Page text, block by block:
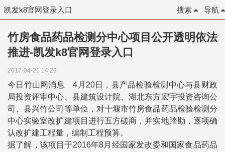
凯发k8官网登录入口 导航
搜索
竹房食品药品检测分中心项目公开透明依法
推进-凯发k8官网登录入口
2017-04-21 14:29
今日竹山网消息 4月20日，县产品检验检测中心与县财政
局投资评审中心、县建筑设计院、湖北东方宏宇投资咨询公
司、县兴竹公司等单位，对十堰市竹房食品药品检验检测分
中心实验室改扩建项目进行五方磋商，并实地踏勘，逐项确
认改扩建工程量，编制工程预算。
据了解，该项目于2016年8月经国家发改委和国家食品药品